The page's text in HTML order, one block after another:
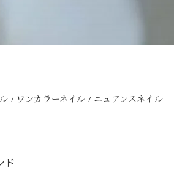
/ ワンカラーネイル / ニュアンスネイル
ド